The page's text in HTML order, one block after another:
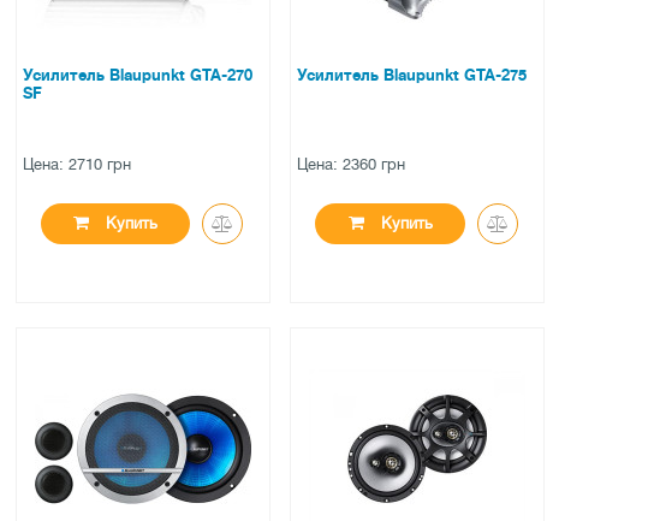
Усилитель Blaupunkt GTA-270
SF
Цена: 2710 грн
Купить
0 отзывов
Усилитель Blaupunkt GTA-275
Цена: 2360 грн
Купить
0 отзывов